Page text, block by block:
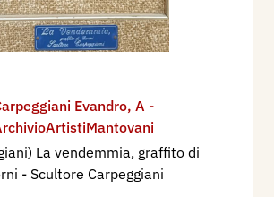
Evandro, A -
La vendemmia, graffito di
- Scultore Carpeggiani